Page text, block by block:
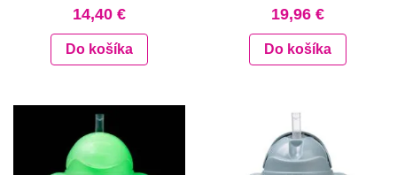
14,40 €
Do košíka
19,96 €
Do košíka